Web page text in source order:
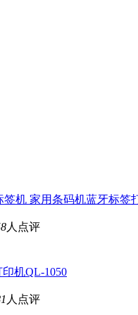
签机 家用条码机蓝牙标签
人点评
机QL-1050
人点评